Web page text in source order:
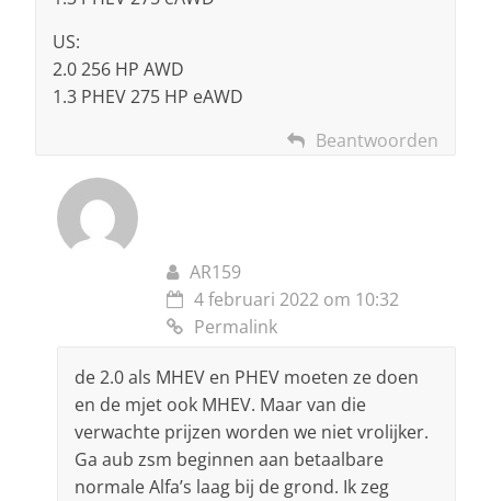
US:
2.0 256 HP AWD
1.3 PHEV 275 HP eAWD
Beantwoorden
AR159
4 februari 2022 om 10:32
Permalink
de 2.0 als MHEV en PHEV moeten ze doen
en de mjet ook MHEV. Maar van die
verwachte prijzen worden we niet vrolijker.
Ga aub zsm beginnen aan betaalbare
normale Alfa’s laag bij de grond. Ik zeg